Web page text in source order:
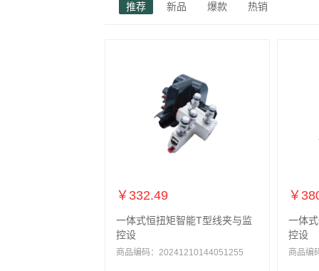
推荐 新品 爆款 热销
￥332.49
一体式恒扭矩智能T型线夹与监
控设
商品编码：20241210144051255
￥
一体
控设
商品编